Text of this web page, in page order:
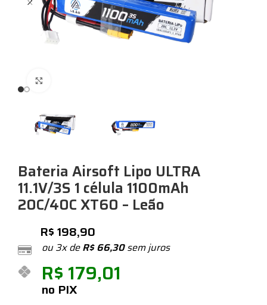
Bateria Airsoft Lipo ULTRA
11.1V/3S 1 célula 1100mAh
20C/40C XT60 – Leão
R$198,90
ou 3x deR$66,30sem juros
R$ 179,01
no PIX